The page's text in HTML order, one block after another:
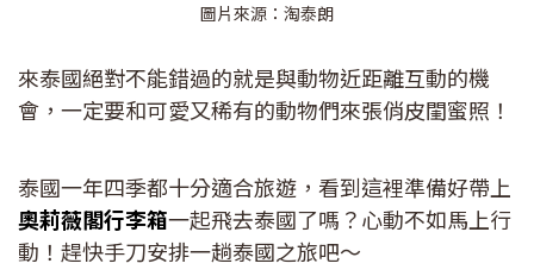
圖片來源：淘泰朗
來泰國絕對不能錯過的就是與動物近距離互動的機
會，一定要和可愛又稀有的動物們來張俏皮閨蜜照！
泰國一年四季都十分適合旅遊，看到這裡準備好帶上
奧莉薇閣行李箱一起飛去泰國了嗎？心動不如馬上行
動！趕快手刀安排一趟泰國之旅吧～